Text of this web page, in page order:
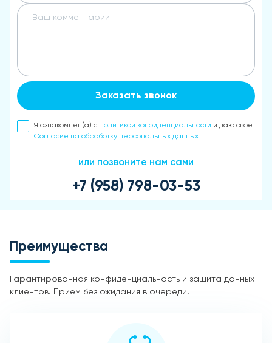
Заказать звонок
Я ознакомлен(а) с Политикой конфиденциальности и даю свое
Согласие на обработку персональных данных
или позвоните нам сами
+7 (958) 798-03-53
Преимущества
Гарантированная конфиденциальность и защита данных
клиентов. Прием без ожидания в очереди.